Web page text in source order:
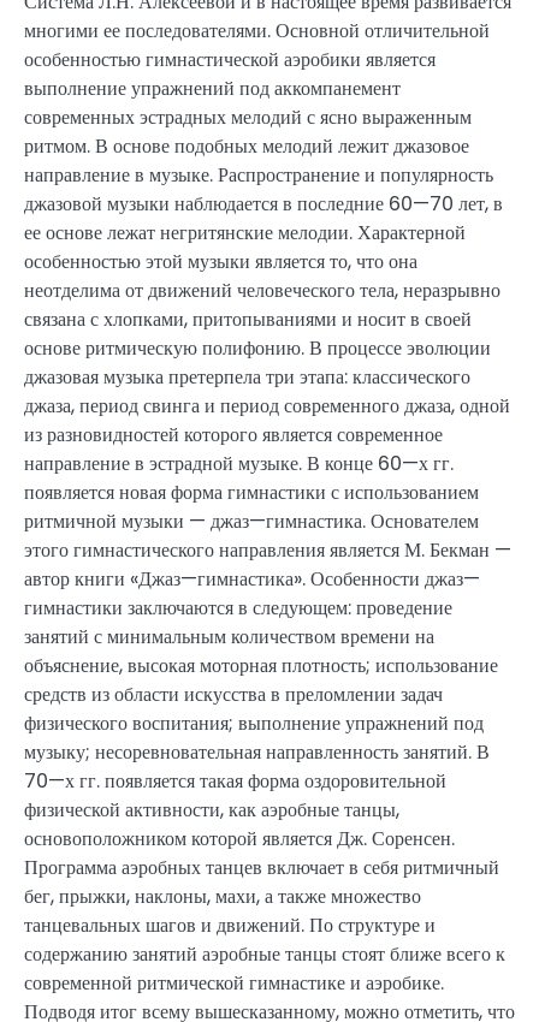
многими ее последователями. Основной отличительной
особенностью гимнастической аэробики является
выполнение упражнений под аккомпанемент
современных эстрадных мелодий с ясно выраженным
ритмом. В основе подобных мелодий лежит джазовое
направление в музыке. Распространение и популярность
джазовой музыки наблюдается в последние 60—70 лет, в
ее основе лежат негритянские мелодии. Характерной
особенностью этой музыки является то, что она
неотделима от движений человеческого тела, неразрывно
связана с хлопками, притопываниями и носит в своей
основе ритмическую полифонию. В процессе эволюции
джазовая музыка претерпела три этапа: классического
джаза, период свинга и период современного джаза, одной
из разновидностей которого является современное
направление в эстрадной музыке. В конце 60—х гг.
появляется новая форма гимнастики с использованием
ритмичной музыки — джаз—гимнастика. Основателем
этого гимнастического направления является М. Бекман —
автор книги «Джаз—гимнастика». Особенности джаз—
гимнастики заключаются в следующем: проведение
занятий с минимальным количеством времени на
объяснение, высокая моторная плотность; использование
средств из области искусства в преломлении задач
физического воспитания; выполнение упражнений под
музыку; несоревновательная направленность занятий. В
70—х гг. появляется такая форма оздоровительной
физической активности, как аэробные танцы,
основоположником которой является Дж. Соренсен.
Программа аэробных танцев включает в себя ритмичный
бег, прыжки, наклоны, махи, а также множество
танцевальных шагов и движений. По структуре и
содержанию занятий аэробные танцы стоят ближе всего к
современной ритмической гимнастике и аэробике.
Подводя итог всему вышесказанному, можно отметить, что